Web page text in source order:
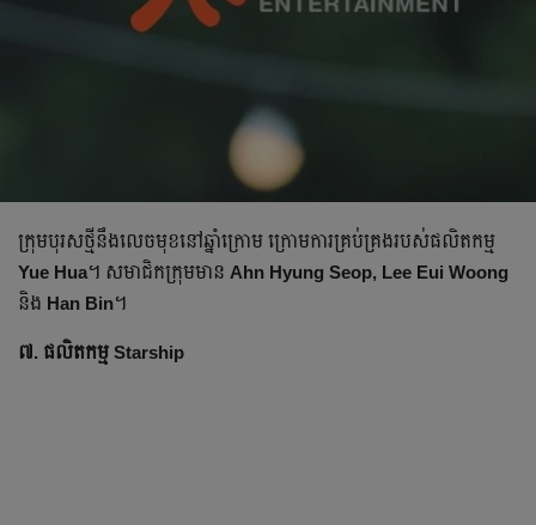
ក្រុមបុរសថ្មី​នឹង​លេចមុខនៅ​ឆ្នាំក្រោម ក្រោម​ការ​គ្រប់គ្រងរបស់​ផលិតកម្ម
Yue Hua។ សមាជិក​ក្រុម​មាន Ahn Hyung Seop, Lee Eui Woong
និង Han Bin។
៧. ផលិតកម្ម Starship